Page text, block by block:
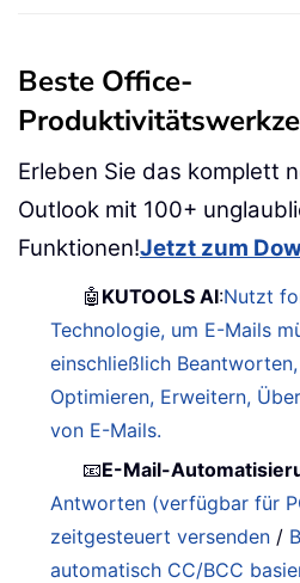
Beste Office-
Erleben Sie das komplett
Outlook mit 100+
Funktionen!Jetzt zum
🤖 KUTOOLS AI:Nutzt
Technologie, um E-Mails
einschließlich
Optimieren, Erweitern,
von E-Mails.
📧E-Mail-
Antworten (verfügbar für
zeitgesteuert versenden /
automatisch CC/BCC